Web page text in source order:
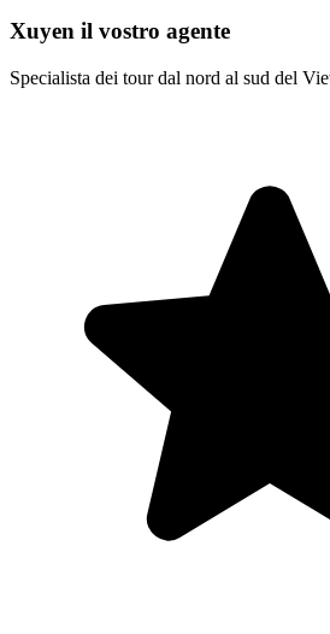
Xuyen il vostro agente
Specialista dei tour dal nord al sud del